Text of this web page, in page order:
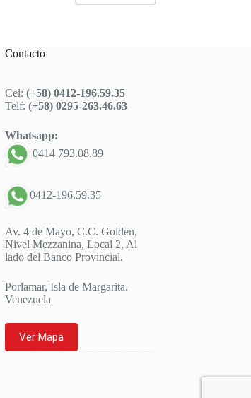
Contacto
Cel:(+58) 0412-196.59.35
Telf:(+58) 0295-263.46.63
Whatsapp:
0414 793.08.89
0412-196.59.35
Av. 4 de Mayo, C.C. Golden,
Nivel Mezzanina, Local 2, Al
lado del Banco Provincial.
Porlamar, Isla de Margarita.
Venezuela
Ver Mapa